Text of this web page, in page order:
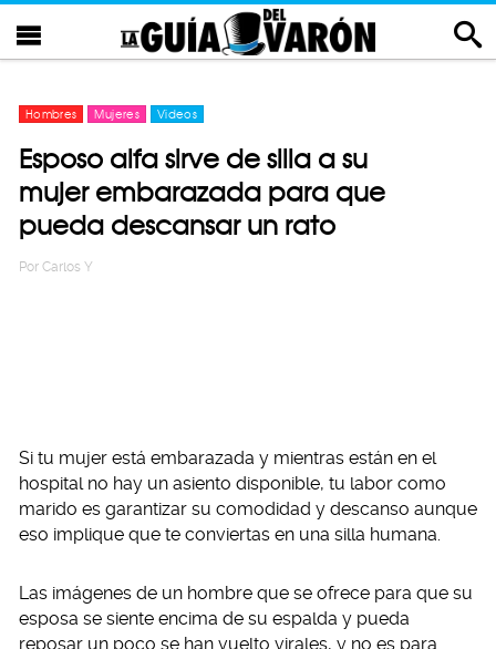
Hombres Mujeres Videos
Esposo alfa sirve de silla a su
mujer embarazada para que
pueda descansar un rato
Por Carlos Y
Si tu mujer está embarazada y mientras están en el
hospital no hay un asiento disponible, tu labor como
marido es garantizar su comodidad y descanso aunque
eso implique que te conviertas en una silla humana.
Las imágenes de un hombre que se ofrece para que su
esposa se siente encima de su espalda y pueda
reposar un poco se han vuelto virales, y no es para